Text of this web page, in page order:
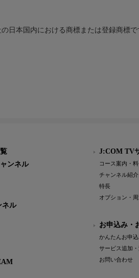
日本国内における商標または登録商標で
ンネル
ネル
J:COM TV
コース案内・
チャンネル紹介
特長
オプション・
お申込み・
かんたんお申
サービス追加
お問い合わせ